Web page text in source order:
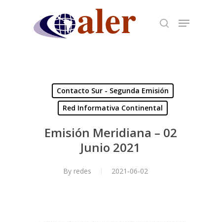
Contacto Sur - Segunda Emisión
Red Informativa Continental
Emisión Meridiana – 02
Junio 2021
By redes 2021-06-02